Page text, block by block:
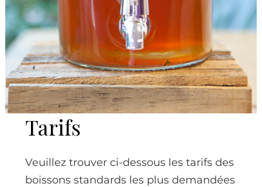
Tarifs
Veuillez trouver ci-dessous les tarifs des
boissons standards les plus demandées